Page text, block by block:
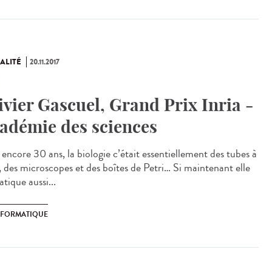
20.11.2017
Gascuel, Grand Prix Inria -
des sciences
30 ans, la biologie c’était essentiellement des tubes à
des microscopes et des boîtes de Petri… Si maintenant elle
aussi...